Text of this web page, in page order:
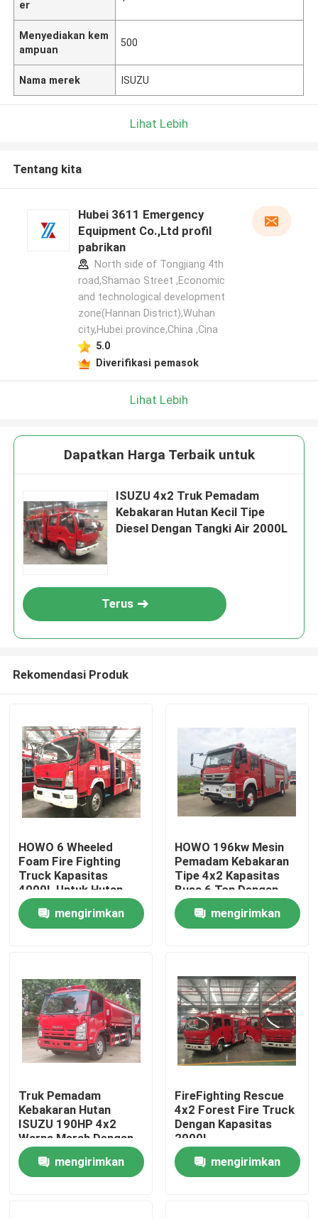
Rumah
Produk
Tentang kami
Kontrol kualitas
Hubungi kami
Truk Pemadam Kebakaran Penyelamatan Darurat
Truk Pemadam Busa
er
Menyediakan kem
ampuan
500
Nama merek ISUZU
Lihat Lebih
Tentang kita
Hubei 3611 Emergency
Equipment Co.,Ltd profil
pabrikan
North side of Tongjiang 4th
road,Shamao Street ,Economic
and technological development
zone(Hannan District),Wuhan
city,Hubei province,China ,Cina
5.0
Diverifikasi pemasok
Lihat Lebih
Dapatkan Harga Terbaik untuk
ISUZU 4x2 Truk Pemadam
Kebakaran Hutan Kecil Tipe
Diesel Dengan Tangki Air 2000L
Terus
Rekomendasi Produk
HOWO 6 Wheeled
Foam Fire Fighting
Truck Kapasitas
4000L Untuk Hutan
mengirimkan
HOWO 196kw Mesin
Pemadam Kebakaran
Tipe 4x2 Kapasitas
Busa 6 Ton Dengan
Kabin Ganda
mengirimkan
Truk Pemadam
Kebakaran Hutan
ISUZU 190HP 4x2
Warna Merah Dengan
Tangki Air 8t
mengirimkan
FireFighting Rescue
4x2 Forest Fire Truck
Dengan Kapasitas
2000L
mengirimkan